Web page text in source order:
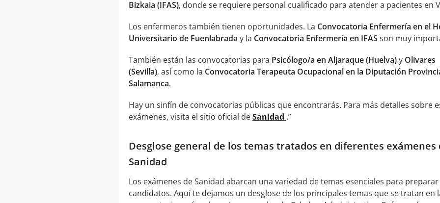
Bizkaia (IFAS), donde se requiere personal cualificado para atender a pacientes en
Los enfermeros también tienen oportunidades. La Convocatoria Enfermería en el
Universitario de Fuenlabrada y la Convocatoria Enfermería en IFAS son muy
También están las convocatorias para Psicólogo/a en Aljaraque (Huelva)y Olivares
(Sevilla), así como la Convocatoria Terapeuta Ocupacional en la Diputación
Salamanca.
Hay un sinfín de convocatorias públicas que encontrarás. Para más detalles sobre
exámenes, visita el sitio oficial deSanidad .”
Desglose general de los temas tratados en diferentes exámenes
Sanidad
Los exámenes de Sanidad abarcan una variedad de temas esenciales para
candidatos. Aquí te dejamos un desglose de los principales temas que se tratan en